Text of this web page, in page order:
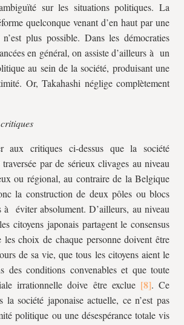
sur les situations politiques. La
quelconque venant d’en haut par une
plus possible. Dans les démocraties
en général, on assiste d’ailleurs à un
au sein de la société, produisant une
Or, Takahashi néglige complètement
aux critiques ci-dessus que la société
traversée par de sérieux clivages au niveau
ou régional, au contraire de la Belgique
la construction de deux pôles ou blocs
à éviter absolument. D’ailleurs, au niveau
citoyens japonais partagent le consensus
choix de chaque personne doivent être
de sa vie, que tous les citoyens aient le
des conditions convenables et que toute
irrationnelle doive être exclue
. Ce
la société japonaise actuelle, ce n’est pas
politique ou une désespérance totale vis